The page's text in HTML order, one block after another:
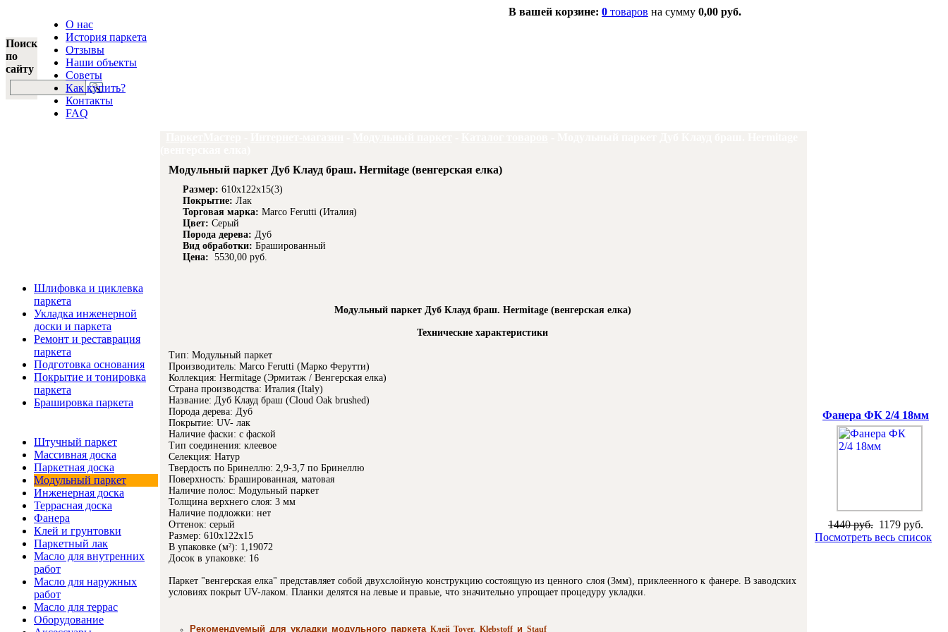
Поиск
по
сайту
В вашей корзине: 0 товаров на сумму 0,00 руб.
О нас
История паркета
Отзывы
Наши объекты
Советы
Как купить?
Контакты
FAQ
Шлифовка и циклевка
паркета
Укладка инженерной
доски и паркета
Ремонт и реставрация
паркета
Подготовка основания
Покрытие и тонировка
паркета
Брашировка паркета
Штучный паркет
Массивная доска
Паркетная доска
Модульный паркет
Инженерная доска
Террасная доска
Фанера
Клей и грунтовки
Паркетный лак
Масло для внутренних
работ
Масло для наружных
работ
Масло для террас
Оборудование
Модульный паркет Дуб Клауд браш. Hermitage (венгерская елка)
Размер: 610x122x15(3)
Покрытие: Лак
Торговая марка: Marco Ferutti (Италия)
Цвет: Серый
Порода дерева: Дуб
Вид обработки: Брашированный
Цена: 5530,00 руб.
Модульный паркет Дуб Клауд браш. Hermitage (венгерская елка)
Технические характеристики
Тип: Модульный паркет
Производитель: Marco Ferutti (Марко Ферутти)
Коллекция: Hermitage (Эрмитаж / Венгерская елка)
Страна производства: Италия (Italy)
Название: Дуб Клауд браш (Cloud Oak brushed)
Порода дерева: Дуб
Покрытие: UV- лак
Наличие фаски: с фаской
Тип соединения: клеевое
Селекция: Натур
Твердость по Бринеллю: 2,9-3,7 по Бринеллю
Поверхность: Брашированная, матовая
Наличие полос: Модульный паркет
Толщина верхнего слоя: 3 мм
Наличие подложки: нет
Оттенок: серый
Размер: 610х122х15
В упаковке (м2): 1,19072
Досок в упаковке: 16
Паркет "венгерская елка" представляет собой двухслойную конструкцию состоящую из ценного слоя (3мм), приклеенного к фанере. В заводских
условиях покрыт UV-лаком. Планки делятся на левые и правые, что значительно упрощает процедуру укладки.
Рекомендуемый для укладки модульного паркета Клей Tover, Klebstoffи Stauf
Фанера ФК 2/4 18мм
1440 руб. 1179 руб.
Посмотреть весь список